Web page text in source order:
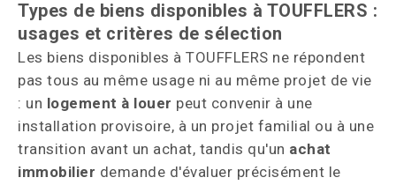
Types de biens disponibles à TOUFFLERS :
usages et critères de sélection
Les biens disponibles à TOUFFLERS ne répondent
pas tous au même usage ni au même projet de vie
: un logement à louer peut convenir à une
installation provisoire, à un projet familial ou à une
transition avant un achat, tandis qu'un achat
immobilier demande d'évaluer précisément le